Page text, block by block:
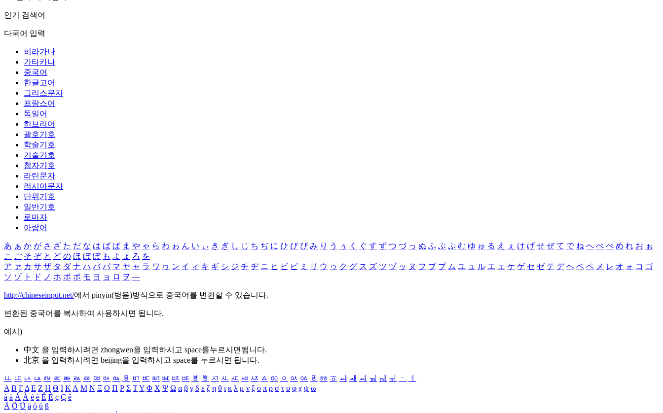
인기 검색어
다국어 입력
히라가나
가타카나
중국어
한글고어
그리스문자
프랑스어
독일어
히브리어
괄호기호
학술기호
기술기호
첨자기호
라틴문자
러시아문자
단위기호
일반기호
로마자
아랍어
あ ぁ か が さ ざ た だ な は ば ぱ ま や ゃ ら わ ゎ ん い ぃ き ぎ し じ ち ぢ に ひ び ぴ み り う ぅ く ぐ す ず つ づ っ ぬ ふ ぶ ぷ む ゆ ゅ る え ぇ け げ せ ぜ て で ね へ べ ぺ め れ お ぉ
こ ご そ ぞ と ど の ほ ぼ ぽ も よ ょ ろ を
ア ァ カ サ ザ タ ダ ナ ハ バ パ マ ヤ ャ ラ ワ ヮ ン イ ィ キ ギ シ ジ チ ヂ ニ ヒ ビ ピ ミ リ ウ ゥ ク グ ス ズ ツ ヅ ッ ヌ フ ブ プ ム ユ ュ ル エ ェ ケ ゲ セ ゼ テ デ ヘ ベ ペ メ レ オ ォ コ ゴ
ソ ゾ ト ド ノ ホ ボ ポ モ ヨ ョ ロ ヲ ―
http://chineseinput.net/에서 pinyin(병음)방식으로 중국어를 변환할 수 있습니다.
변환된 중국어를 복사하여 사용하시면 됩니다.
예시)
中文 을 입력하시려면 zhongwen을 입력하시고 space를누르시면됩니다.
北京 을 입력하시려면 beijing을 입력하시고 space를 누르시면 됩니다.
ㅥ ㅦ ㅧ ㅨ ㅩ ㅪ ㅫ ㅬ ㅭ ㅮ ㅯ ㅰ ㅱ ㅲ ㅳ ㅴ ㅵ ㅶ ㅷ ㅸ ㅹ ㅺ ㅻ ㅼ ㅽ ㅾ ㅿ ㆀ ㆁ ㆂ ㆃ ㆄ ㆅ ㆆ ㆇ ㆈ ㆉ ㆊ ㆋ ㆌ ㆍ
ㆎ
Α Β ΓΔ Ε Ζ Η Θ Ι ΚΛ Μ Ν Ξ Ο Π Ρ Σ ΤΥ Φ Χ Ψ Ω α β γ δ ε ζ η θ ι κ λ μ ν ξ ο π ρ σ τ υ φ χ ψ ω
á à Á À é è É È ç Ç ê
Ä Ö Ü ä ö ü ß